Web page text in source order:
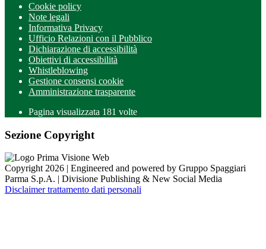
Cookie policy
Note legali
Informativa Privacy
Ufficio Relazioni con il Pubblico
Dichiarazione di accessibilità
Obiettivi di accessibilità
Whistleblowing
Gestione consensi cookie
Amministrazione trasparente
Pagina visualizzata 181 volte
Sezione Copyright
Copyright 2026 | Engineered and powered by Gruppo Spaggiari
Parma S.p.A. | Divisione Publishing & New Social Media
Disclaimer trattamento dati personali